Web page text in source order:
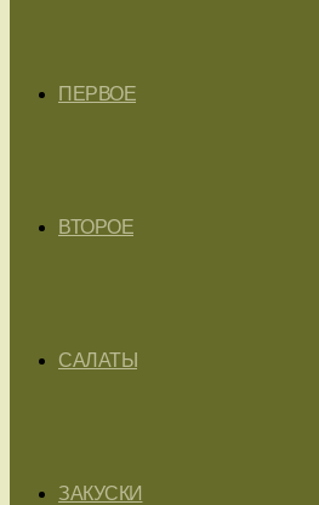
ПЕРВОЕ
ВТОРОЕ
САЛАТЫ
ЗАКУСКИ